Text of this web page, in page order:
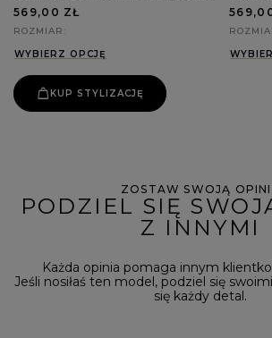
569,00 ZŁ
ROZMIAR
WYBIERZ OPCJĘ
KUP STYLIZACJĘ
ZOSTAW SWOJĄ
PODZIEL SIĘ
Z INNYMI
Każda opinia pomaga innym
Jeśli nosiłaś ten model, podziel się
się każdy detal.